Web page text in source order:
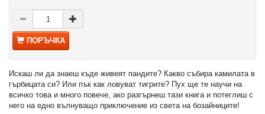
ПОРЪЧКА
Искаш ли да знаеш къде живеят пандите? Какво събира камилата в
гърбицата си? Или пък как ловуват тигрите? Пух ще те научи на
всичко това и много повече, ако разгърнеш тази книга и потеглиш с
него на едно вълнуващо приключение из света на бозайниците!